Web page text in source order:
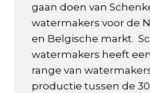
gaan doen van
watermakers voor de
en Belgische markt.
watermakers heeft
range van
productie tussen de 30